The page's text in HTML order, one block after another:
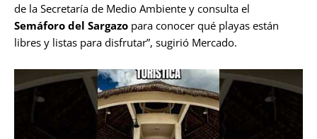
de la Secretaría de Medio Ambiente y consulta el
Semáforo del Sargazo para conocer qué playas están
libres y listas para disfrutar”, sugirió Mercado.